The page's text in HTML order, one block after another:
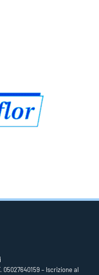
05027640159 – Iscrizione al